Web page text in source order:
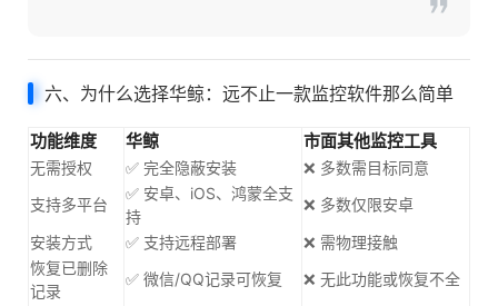
六、为什么选择华鲸：远不止一款监控软件那么简单
功能维度 华鲸 市面其他监控工具
无需授权 ✅ 完全隐蔽安装
❌ 多数需目标同意
支持多平台
✅ 安卓、iOS、鸿蒙全支
持
❌ 多数仅限安卓
安装方式
✅ 支持远程部署
❌ 需物理接触
恢复已删除
记录
✅ 微信/QQ记录可恢复 ❌ 无此功能或恢复不全